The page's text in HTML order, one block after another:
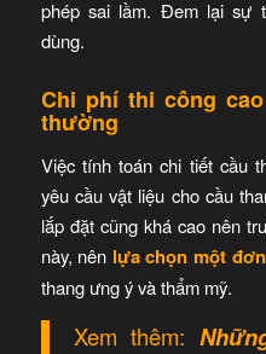
phép sai lầm. Đem lại sự
dùng.
Chi phí thi công
thường
Việc tính toán chi tiết cầu
yêu cầu vật liệu cho cầu
lắp đặt cũng khá cao nên
này, nên lựa chọn một
thang ưng ý và thẩm mỹ.
Xem thêm: